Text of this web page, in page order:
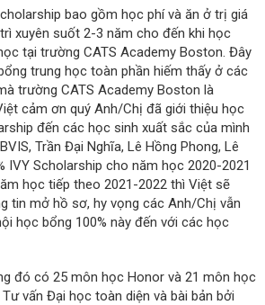
bao gồm học phí và ăn ở trị giá
xuyên suốt 2-3 năm cho đến khi học
tại trường CATS Academy Boston. Đây
trung học toàn phần hiếm thấy ở các
trường CATS Academy Boston là
cảm ơn quý Anh/Chị đã giới thiệu học
đến các học sinh xuất sắc của mình
Trần Đại Nghĩa, Lê Hồng Phong, Lê
IVY Scholarship cho năm học 2020-2021
học tiếp theo 2021-2022 thì Việt sẽ
tin mở hồ sơ, hy vọng các Anh/Chị vẫn
học bổng 100% này đến với các học
đó có 25 môn học Honor và 21 môn học
vấn Đại học toàn diện và bài bản bởi